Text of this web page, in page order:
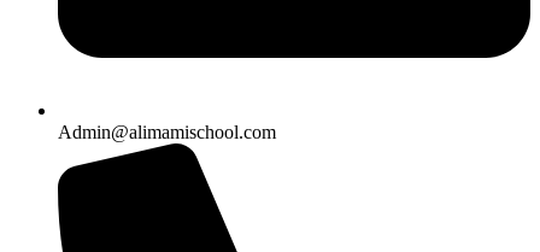
Admin@alimamischool.com